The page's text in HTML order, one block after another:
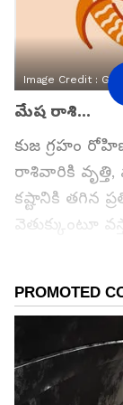
Image Credit : Getty
మేష రాశి...
కుజ గ్రహం
రాశివారికి
కష్టానికి తగిన
వెతుక్కుంటూ
నుంచి
విజయాలు
గూగుల్‌లో